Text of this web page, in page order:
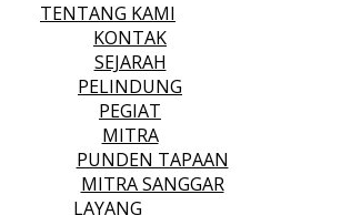
TENTANG KAMI
KONTAK
SEJARAH
PELINDUNG
PEGIAT
MITRA
PUNDEN TAPAAN
MITRA SANGGAR
LAYANG